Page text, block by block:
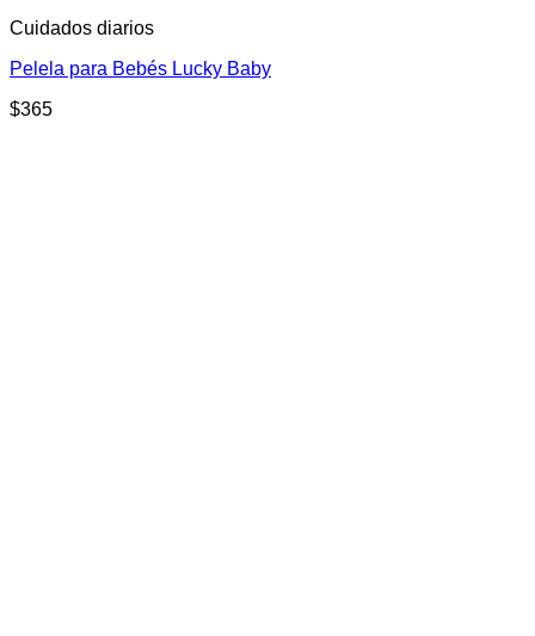
Cuidados diarios
Pelela para Bebés Lucky Baby
$365